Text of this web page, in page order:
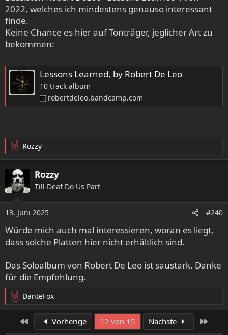
3rd Secret "Lies Fade Away" (Live in-studio)
- YouTube
YouTubessa voit nauttia parhaista videoista ja musiikista,
ladata alkuperäistä sisältöä ja jakaa kaiken ystäviesi,
www.youtube.com
3rd Secret — "I Choose Me" Live Performance at MoPOP
(Official)
ladata alkuperäistä sisältöä ja jakaa kaiken ystäviesi,
perheesi ja koko maailman kanssa.
www.youtube.com
2022, welches ich mindestens genauso interessant
finde.
Keine Chance es hier auf Tonträger, jeglicher Art zu
bekommen:
Lessons Learned, by Robert De Leo
10 track album
robertdeleo.bandcamp.com
R
e
a
k
t
n
e
n
:
Rozzy
Rozzy
Till Deaf Do Us Part
13. Juni 2025 #240
Würde mich auch mal interessieren, woran es liegt,
dass solche Platten hier nicht erhältlich sind.
Das Soloalbum von Robert De Leo ist saustark. Danke
für die Empfehlung.
R
e
DanteFox
Erste Vorherige 12 von 15 Nächste